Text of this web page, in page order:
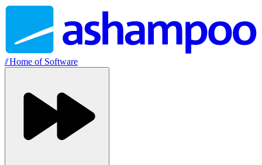
//Home of Software